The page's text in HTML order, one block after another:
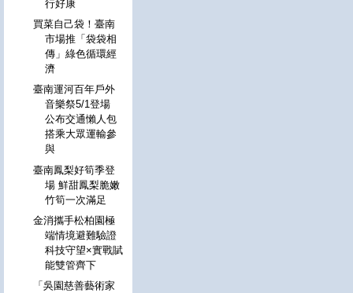
行好康
買菜自己袋！臺南
市場推「袋袋相
傳」綠色循環經
濟
臺南運河百年戶外
音樂祭5/1登場
公布交通懶人包
搭乘大眾運輸參
與
臺南鳳梨好筍季登
場 鮮甜鳳梨脆嫩
竹筍一次滿足
金消攜手松柏園極
端情境避難驗證
科技守望×實戰賦
能雙管齊下
「吳園慈善藝術家